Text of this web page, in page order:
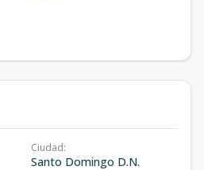
Ciudad:
Santo Domingo D.N.